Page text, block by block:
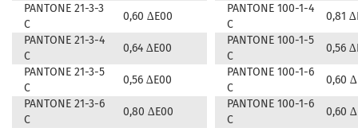
PANTONE 21-3-3
C
0,60 ∆E00
PANTONE 100-1-4
C
0,81
PANTONE 21-3-4
C
0,64 ∆E00
PANTONE 100-1-5
C
0,56
PANTONE 21-3-5
C
0,56 ∆E00
PANTONE 100-1-6
C
0,60
PANTONE 21-3-6
C
0,80 ∆E00
PANTONE 100-1-6
C
0,60